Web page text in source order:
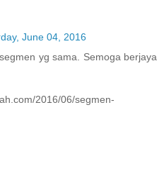
June 04, 2016
yg sama. Semoga berjaya
2016/06/segmen-